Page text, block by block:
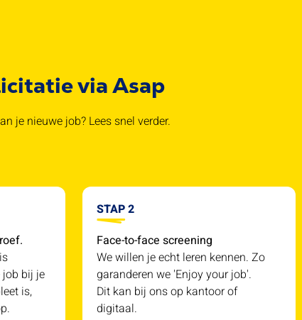
via Asap
je nieuwe job? Lees snel verder.
bij je
is,
STAP 2
Face-to-face screening
We willen je echt leren kennen. Zo
garanderen we 'Enjoy your job'.
Dit kan bij ons op kantoor of
digitaal.